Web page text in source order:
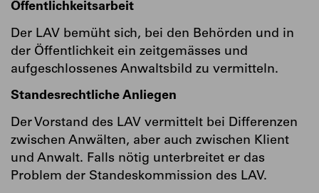
Öffentlichkeitsarbeit
Der LAV bemüht sich, bei den Behörden und in
der Öffentlichkeit ein zeitgemässes und
aufgeschlossenes Anwaltsbild zu vermitteln.
Standesrechtliche Anliegen
Der Vorstand des LAV vermittelt bei Differenzen
zwischen Anwälten, aber auch zwischen Klient
und Anwalt. Falls nötig unterbreitet er das
Problem der Standeskommission des LAV.